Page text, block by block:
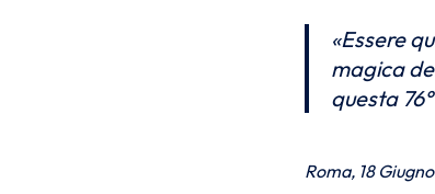
«Essere
magica
questa
Roma, 18